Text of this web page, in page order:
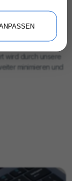
die die Bedeutung
Design
als auch
mühelos
wird durch unsere
minimieren und